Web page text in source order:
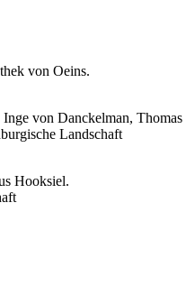
von Oeins.
von Danckelman, Thomas
Landschaft
Hooksiel.